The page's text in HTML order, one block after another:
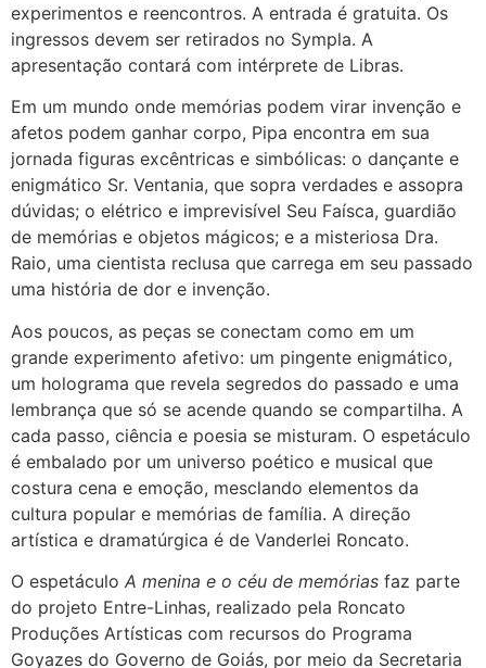
experimentos e reencontros. A entrada é gratuita. Os
ingressos devem ser retirados no Sympla. A
apresentação contará com intérprete de Libras.
Em um mundo onde memórias podem virar invenção e
afetos podem ganhar corpo, Pipa encontra em sua
jornada figuras excêntricas e simbólicas: o dançante e
enigmático Sr. Ventania, que sopra verdades e assopra
dúvidas; o elétrico e imprevisível Seu Faísca, guardião
de memórias e objetos mágicos; e a misteriosa Dra.
Raio, uma cientista reclusa que carrega em seu passado
uma história de dor e invenção.
Aos poucos, as peças se conectam como em um
grande experimento afetivo: um pingente enigmático,
um holograma que revela segredos do passado e uma
lembrança que só se acende quando se compartilha. A
cada passo, ciência e poesia se misturam. O espetáculo
é embalado por um universo poético e musical que
costura cena e emoção, mesclando elementos da
cultura popular e memórias de família. A direção
artística e dramatúrgica é de Vanderlei Roncato.
O espetáculo A menina e o céu de memórias faz parte
do projeto Entre-Linhas, realizado pela Roncato
Produções Artísticas com recursos do Programa
Goyazes do Governo de Goiás, por meio da Secretaria